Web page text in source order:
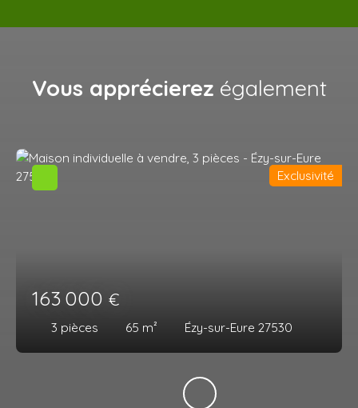
Vous apprécierez également
163 000 €
3 pièces 65 m² Ézy-sur-Eure 27530
Exclusivité